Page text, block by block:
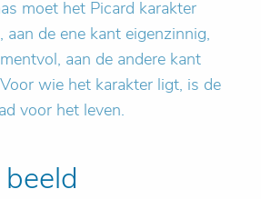
moet het Picard karakter
aan de ene kant eigenzinnig,
aan de andere kant
wie het karakter ligt, is de
voor het leven.